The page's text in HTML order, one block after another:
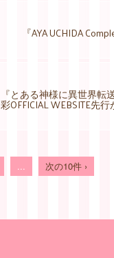
『AYA UCHIDA
『とある神様に異世界
彩OFFICIAL WEBSITE先
... 次の10件 ›